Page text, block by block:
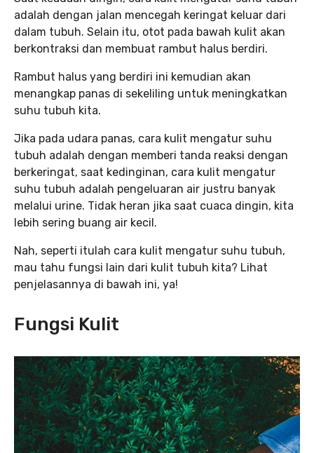
adalah dengan jalan mencegah keringat keluar dari
dalam tubuh. Selain itu, otot pada bawah kulit akan
berkontraksi dan membuat rambut halus berdiri.
Rambut halus yang berdiri ini kemudian akan
menangkap panas di sekeliling untuk meningkatkan
suhu tubuh kita.
Jika pada udara panas, cara kulit mengatur suhu
tubuh adalah dengan memberi tanda reaksi dengan
berkeringat, saat kedinginan, cara kulit mengatur
suhu tubuh adalah pengeluaran air justru banyak
melalui urine. Tidak heran jika saat cuaca dingin, kita
lebih sering buang air kecil.
Nah, seperti itulah cara kulit mengatur suhu tubuh,
mau tahu fungsi lain dari kulit tubuh kita? Lihat
penjelasannya di bawah ini, ya!
Fungsi Kulit